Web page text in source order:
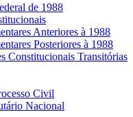
de 1988
Anteriores à 1988
Posteriores à 1988
Constitucionais Transitórias
Civil
Nacional